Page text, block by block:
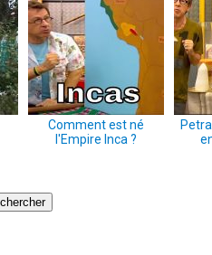
Comment est né
l'Empire Inca ?